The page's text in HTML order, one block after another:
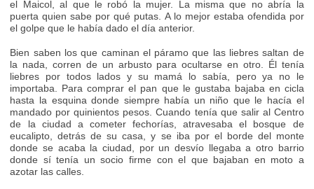
el Maicol, al que le robó la mujer. La misma que no abría la
puerta quien sabe por qué putas. A lo mejor estaba ofendida por
el golpe que le había dado el día anterior.
Bien saben los que caminan el páramo que las liebres saltan de
la nada, corren de un arbusto para ocultarse en otro. Él tenía
liebres por todos lados y su mamá lo sabía, pero ya no le
importaba. Para comprar el pan que le gustaba bajaba en cicla
hasta la esquina donde siempre había un niño que le hacía el
mandado por quinientos pesos. Cuando tenía que salir al Centro
de la ciudad a cometer fechorías, atravesaba el bosque de
eucalipto, detrás de su casa, y se iba por el borde del monte
donde se acaba la ciudad, por un desvío llegaba a otro barrio
donde sí tenía un socio firme con el que bajaban en moto a
azotar las calles.